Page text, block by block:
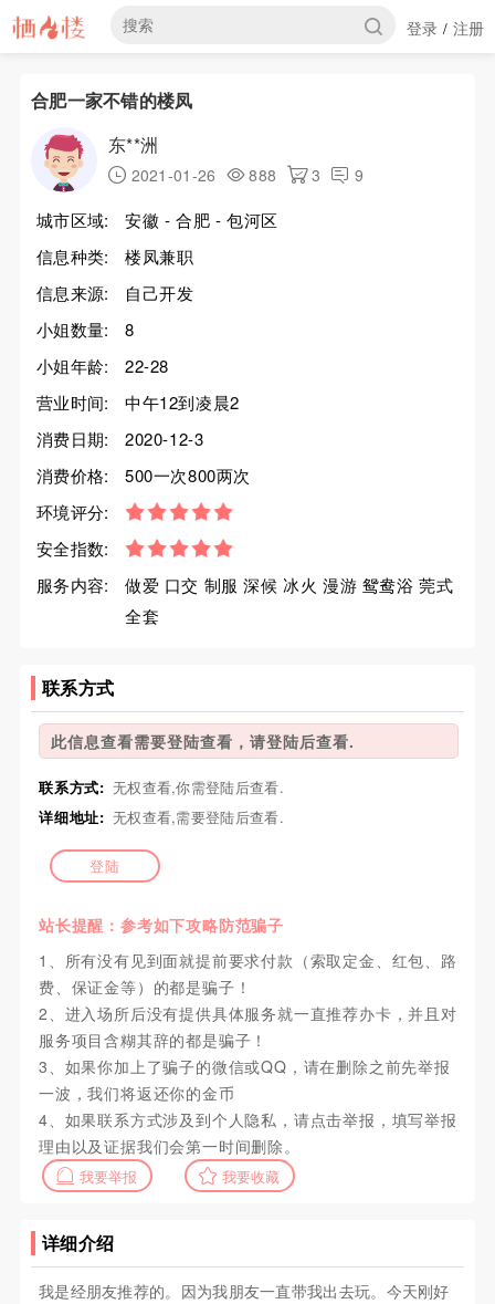
登录 / 注册
合肥一家不错的楼凤
东**洲
2021-01-26 888 3 9
城市区域:
安徽 - 合肥 - 包河区
信息种类:
楼凤兼职
信息来源:
自己开发
小姐数量:
8
小姐年龄:
22-28
营业时间:
中午12到凌晨2
消费日期:
2020-12-3
消费价格:
500一次800两次
环境评分:
安全指数:
服务内容:
做爱 口交 制服 深候 冰火 漫游 鸳鸯浴 莞式
全套
联系方式
此信息查看需要登陆查看，请登陆后查看.
联系方式: 无权查看,你需登陆后查看.
详细地址: 无权查看,需要登陆后查看.
登陆
站长提醒：参考如下攻略防范骗子
1、所有没有见到面就提前要求付款（索取定金、红包、路
费、保证金等）的都是骗子！
2、进入场所后没有提供具体服务就一直推荐办卡，并且对
服务项目含糊其辞的都是骗子！
3、如果你加上了骗子的微信或QQ，请在删除之前先举报
一波，我们将返还你的金币
4、如果联系方式涉及到个人隐私，请点击举报，填写举报
理由以及证据我们会第一时间删除。
我要举报 我要收藏
详细介绍
我是经朋友推荐的。因为我朋友一直带我出去玩。今天刚好